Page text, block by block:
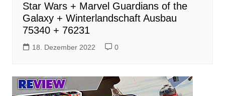
Star Wars + Marvel Guardians of the
Galaxy + Winterlandschaft Ausbau
75340 + 76231
18. Dezember 2022 0